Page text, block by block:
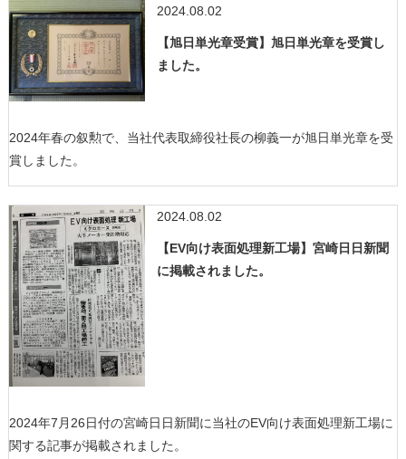
2024.08.02
【旭日単光章受賞】旭日単光章を受賞し
ました。
2024年春の叙勲で、当社代表取締役社長の柳義一が旭日単光章を受
賞しました。
2024.08.02
【EV向け表面処理新工場】宮崎日日新聞
に掲載されました。
2024年7月26日付の宮崎日日新聞に当社のEV向け表面処理新工場に
関する記事が掲載されました。